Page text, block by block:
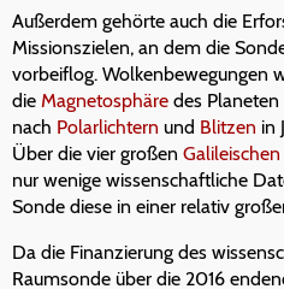
Außerdem gehörte auch die
Missionszielen, an dem die
vorbeiflog. Wolkenbewegungen
die Magnetosphäre des
nach Polarlichtern und Blitzen in
Über die vier großen
nur wenige wissenschaftliche
Sonde diese in einer relativ
Da die Finanzierung des
Raumsonde über die 2016